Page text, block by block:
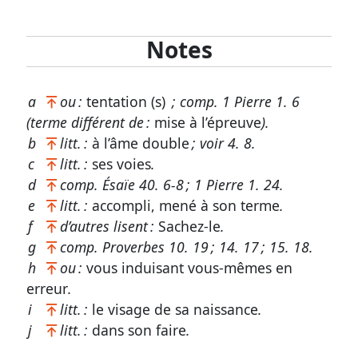
Notes
a ou :tentation (s) ; comp. 1 Pierre 1. 6
(terme différent de : mise à l’épreuve).
b
litt. :à l’âme double; voir4. 8.
c
litt. : ses voies.
d
comp.Ésaïe 40. 6-8; 1 Pierre 1. 24.
e
litt. :accompli, mené à son terme.
f
d’autres lisent :Sachez-le.
g
comp.Proverbes 10. 19; 14. 17; 15. 18.
h
ou :vous induisant vous-mêmes en
erreur.
i
litt. : le visage de sa naissance.
j
litt. : dans son faire.
Autres
Exemplaire
papier
Télécharger
Nous
contacter
Signaler
une